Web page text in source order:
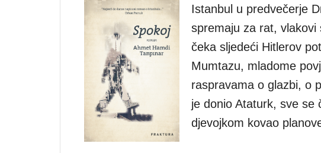
Istanbul u predvečerje
spremaju za rat,
čeka sljedeći Hitlerov
Mumtazu, mladome
raspravama o glazbi, o
je donio Ataturk, sve se
djevojkom kovao